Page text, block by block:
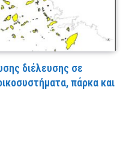
διέλευσης σε
πάρκα και